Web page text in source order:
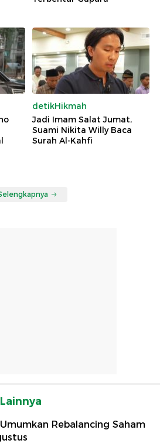
detikHikmah
Jadi Imam Salat Jumat,
Suami Nikita Willy Baca
Surah Al-Kahfi
Umumkan Rebalancing Saham